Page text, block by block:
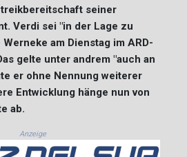
seiner
Verdi sei "in der Lage zu
am Dienstag im ARD-
gelte unter andrem "auch an
er ohne Nennung weiterer
Entwicklung hänge nun von
ab.
Anzeige